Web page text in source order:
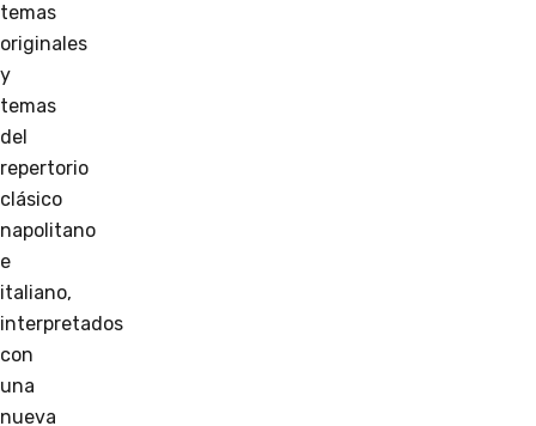
temas
originales
y
temas
del
repertorio
clásico
napolitano
e
italiano,
interpretados
con
una
nueva